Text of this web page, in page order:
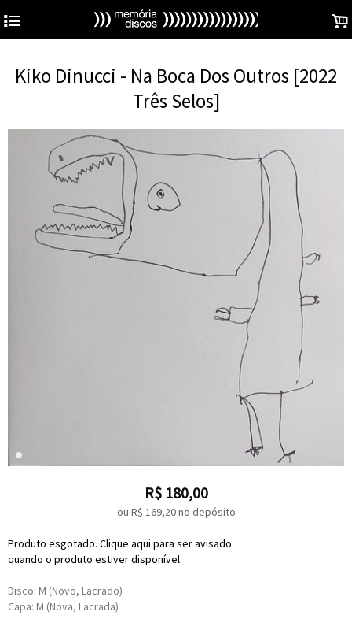
4 .
Kiko Dinucci - Na Boca Dos Outros [2022
Três Selos]
R$ 180,00
ou R$ 169,20no depósito
Produto esgotado. Clique aqui para ser avisado
quando o produto estiver disponível.
Disco: M (Novo, Lacrado)
Capa: M (Nova, Lacrada)